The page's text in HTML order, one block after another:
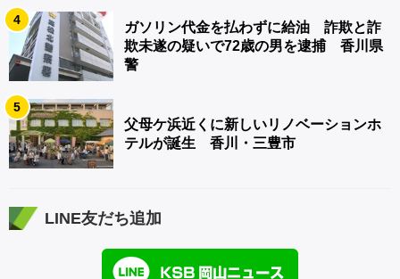
4
ガソリン代金を払わずに給油 詐欺と詐
欺未遂の疑いで72歳の男を逮捕 香川県
警
5
父母ケ浜近くに新しいリノベーションホ
テルが誕生 香川・三豊市
LINE友だち追加